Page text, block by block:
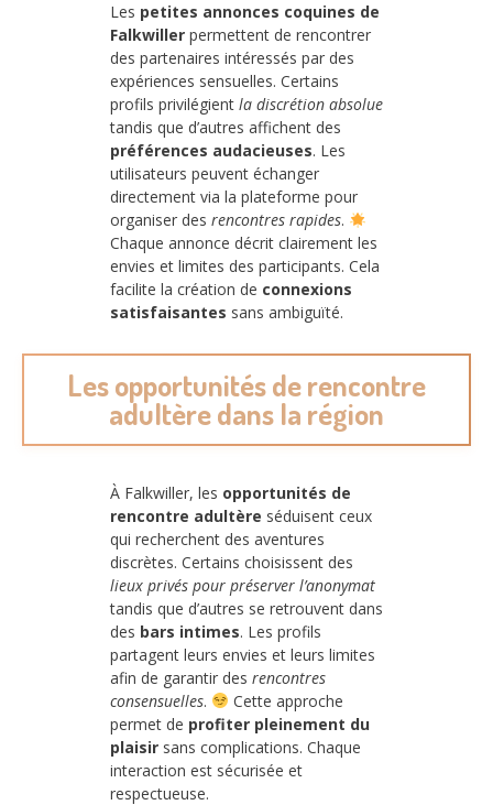
Les petites annonces coquines de
Falkwiller permettent de rencontrer
des partenaires intéressés par des
expériences sensuelles. Certains
profils privilégient la discrétion absolue
tandis que d’autres affichent des
préférences audacieuses. Les
utilisateurs peuvent échanger
directement via la plateforme pour
organiser des rencontres rapides.
Chaque annonce décrit clairement les
envies et limites des participants. Cela
facilite la création de connexions
satisfaisantes sans ambiguïté.
Les opportunités de rencontre
adultère dans la région
À Falkwiller, les opportunités de
rencontre adultère séduisent ceux
qui recherchent des aventures
discrètes. Certains choisissent des
lieux privés pour préserver l’anonymat
tandis que d’autres se retrouvent dans
des bars intimes. Les profils
partagent leurs envies et leurs limites
afin de garantir des rencontres
consensuelles.
Cette approche
permet de profiter pleinement du
plaisir sans complications. Chaque
interaction est sécurisée et
respectueuse.